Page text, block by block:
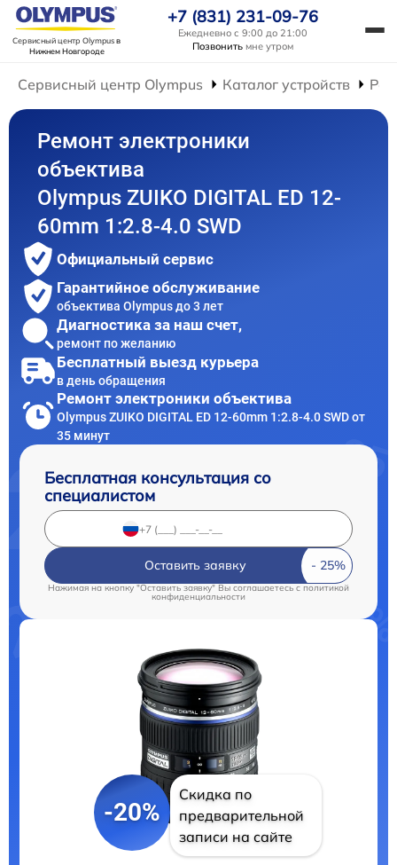
Сервисный центр Olympusв
Нижнем Новгороде
+7 (831) 231-09-76
Ежедневно с 9:00 до 21:00
Позвонить мне утром
Сервисный центр Olympus Каталог устройств
Ремонт электроники
объектива
Olympus ZUIKO DIGITAL ED 12-
60mm 1:2.8-4.0 SWD
Официальный сервис
Гарантийное обслуживание
объектива Olympus до 3 лет
Диагностика за наш счет,
ремонт по желанию
Бесплатный выезд курьера
в день обращения
Ремонт электроники объектива
Olympus ZUIKO DIGITAL ED 12-60mm 1:2.8-4.0 SWD от
35 минут
Бесплатная консультация со
специалистом
Оставить заявку
Нажимая на кнопку "Оставить заявку" Вы соглашаетесь c политикой
конфиденциальности
-20%
Скидка по
предварительной
записи на сайте